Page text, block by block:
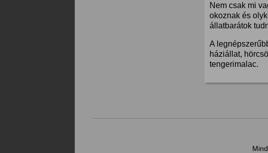
Nem csak mi
okoznak és
állatbarátok
A
háziállat,
tengerimalac.